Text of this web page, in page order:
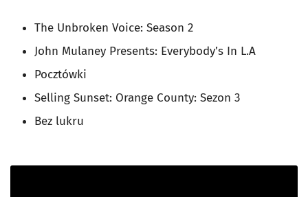
The Unbroken Voice: Season 2
John Mulaney Presents: Everybody’s In L.A
Pocztówki
Selling Sunset: Orange County: Sezon 3
Bez lukru